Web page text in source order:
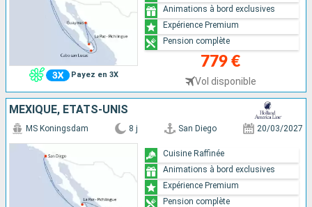
Payez en 3X
779 €
Vol disponible
Animations à bord exclusives
Expérience Premium
Pension complète
MEXIQUE, ÉTATS-UNIS
MS Koningsdam 8 j San Diego 20/03/2027
Cuisine Raffinée
Animations à bord exclusives
Expérience Premium
Pension complète